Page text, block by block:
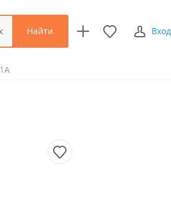
Найти